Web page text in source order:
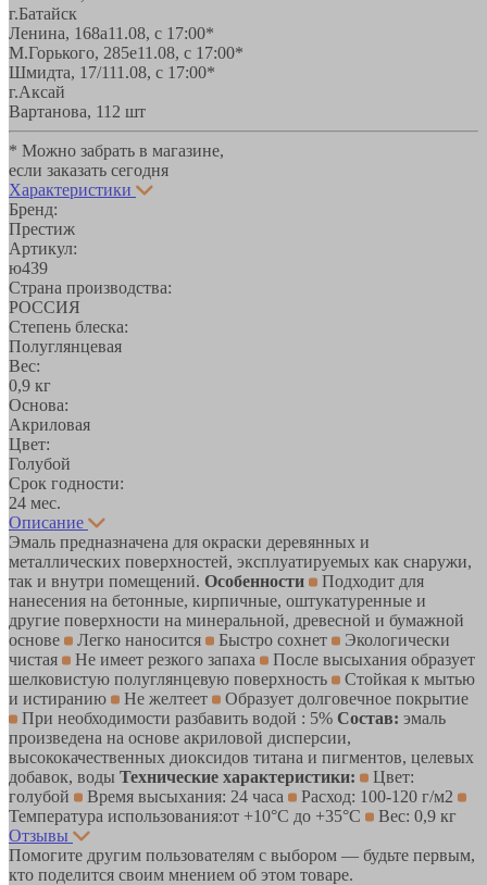
г.Батайск
Ленина, 168а11.08, с 17:00*
М.Горького, 285е11.08, с 17:00*
Шмидта, 17/111.08, с 17:00*
г.Аксай
Вартанова, 11 2 шт
* Можно забрать в магазине,
если заказать сегодня
Характеристики
Бренд:
Престиж
Артикул:
ю439
Страна производства:
РОССИЯ
Степень блеска:
Полуглянцевая
Вес:
0,9 кг
Основа:
Акриловая
Цвет:
Голубой
Срок годности:
24 мес.
Описание
Эмаль предназначена для окраски деревянных и
металлических поверхностей, эксплуатируемых как снаружи,
так и внутри помещений. Особенности
Подходит для
нанесения на бетонные, кирпичные, оштукатуренные и
другие поверхности на минеральной, древесной и бумажной
основе
Легко наносится Быстро сохнет
Экологически
чистая
Не имеет резкого запаха
После высыхания образует
шелковистую полуглянцевую поверхность
Стойкая к мытью
и истиранию
Не желтеет
Образует долговечное покрытие
При необходимости разбавить водой : 5% Состав: эмаль
произведена на основе акриловой дисперсии,
высококачественных диоксидов титана и пигментов, целевых
добавок, воды Технические характеристики:
Цвет:
голубой
Время высыхания: 24 часа
Расход: 100-120 г/м2
Температура использования:от +10°С до +35°С
Вес: 0,9 кг
Отзывы
Помогите другим пользователям с выбором — будьте первым,
кто поделится своим мнением об этом товаре.